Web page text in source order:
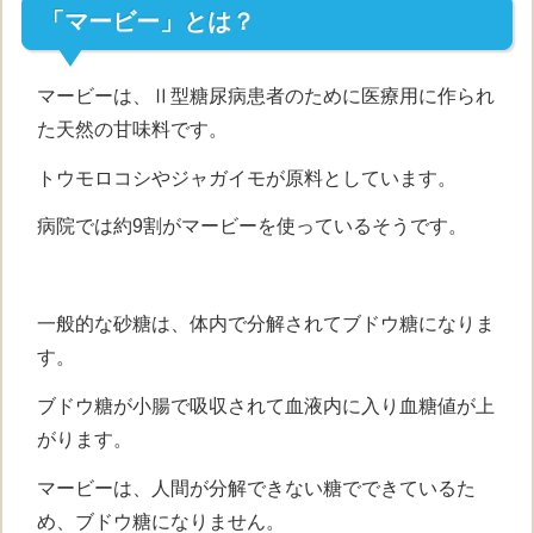
「マービー」とは？
マービーは、Ⅱ型糖尿病患者のために医療用に作られ
た天然の甘味料です。
トウモロコシやジャガイモが原料としています。
病院では約9割がマービーを使っているそうです。
一般的な砂糖は、体内で分解されてブドウ糖になりま
す。
ブドウ糖が小腸で吸収されて血液内に入り血糖値が上
がります。
マービーは、人間が分解できない糖でできているた
め、ブドウ糖になりません。